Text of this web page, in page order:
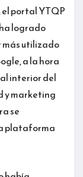
el portal YTQP
logrado
más utilizado
a la hora
interior del
y marketing
se
plataforma